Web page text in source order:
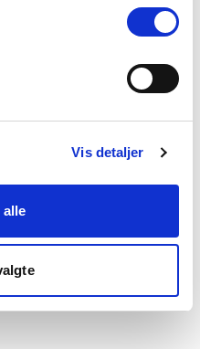
Vis detaljer
alle